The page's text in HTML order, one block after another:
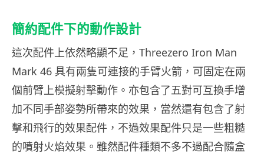
簡約配件下的動作設計
這次配件上依然略顯不足，Threezero Iron Man
Mark 46 具有兩隻可連接的手臂火箭，可固定在兩
個前臂上模擬射擊動作。亦包含了五對可互換手增
加不同手部姿勢所帶來的效果，當然還有包含了射
擊和飛行的效果配件，不過效果配件只是一些粗糙
的噴射火焰效果。雖然配件種類不多不過配合隨盒